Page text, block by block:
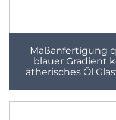
Maßanfertigung
blauer Gradient
ätherisches Öl